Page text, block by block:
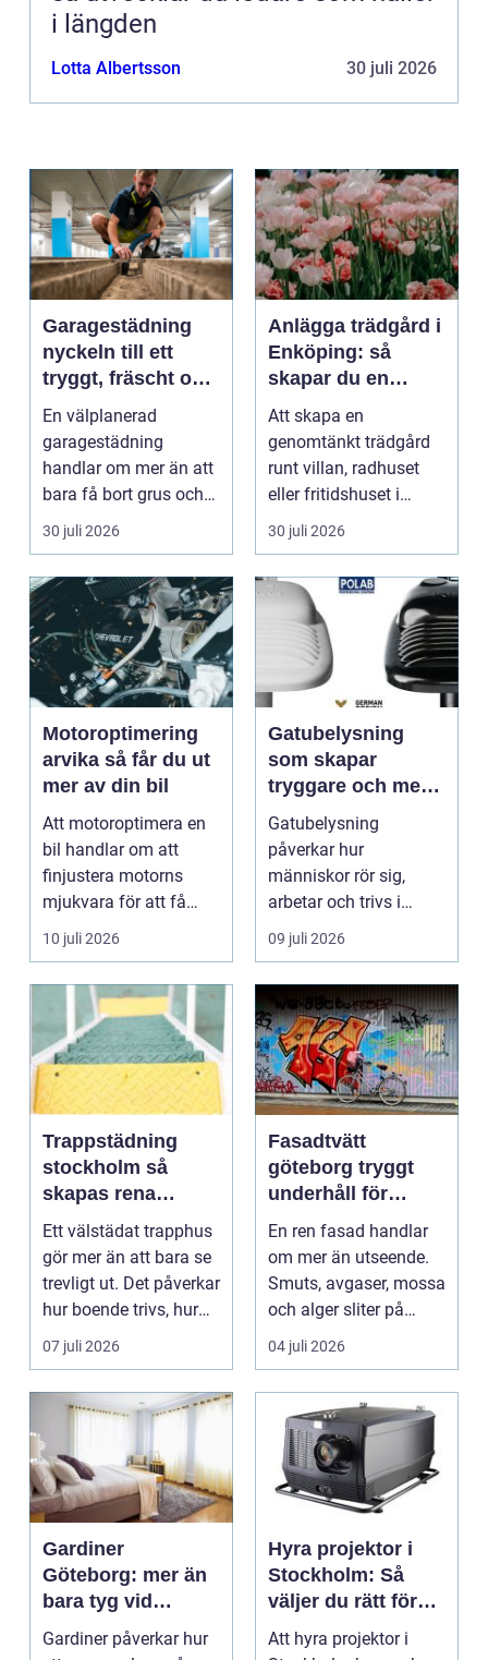
i längden
Lotta Albertsson 30 juli 2026
Garagestädning
nyckeln till ett
tryggt, fräscht och
hållbart garage
En välplanerad
garagestädning
handlar om mer än att
bara få bort grus och
damm från golvet.
Rena gar...
30 juli 2026
Anlägga trädgård i
Enköping: så
skapar du en
hållbar och
harmonisk
utemiljö
Att skapa en
genomtänkt trädgård
runt villan, radhuset
eller fritidshuset i
Enkö...
30 juli 2026
Motoroptimering
arvika så får du ut
mer av din bil
Att motoroptimera en
bil handlar om att
finjustera motorns
mjukvara för att få
bättre respons, mer k...
10 juli 2026
Gatubelysning
som skapar
tryggare och mer
hållbara miljöer
Gatubelysning
påverkar hur
människor rör sig,
arbetar och trivs i
städer och samhällen.
Bra belysnin...
09 juli 2026
Trappstädning
stockholm så
skapas rena
trapphus som
håller över tid
Ett välstädat trapphus
gör mer än att bara se
trevligt ut. Det påverkar
hur boende trivs, hur
besöka...
07 juli 2026
Fasadtvätt
göteborg tryggt
underhåll för
hållbara fasader
En ren fasad handlar
om mer än utseende.
Smuts, avgaser, mossa
och alger sliter på
materialen och ka...
04 juli 2026
Gardiner
Göteborg: mer än
bara tyg vid
fönstret
Gardiner påverkar hur
Hyra projektor i
Stockholm: Så
väljer du rätt för
ditt event
Att hyra projektor i